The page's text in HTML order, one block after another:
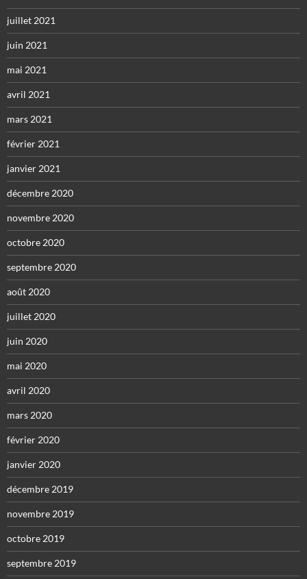
juillet 2021
juin 2021
mai 2021
avril 2021
mars 2021
février 2021
janvier 2021
décembre 2020
novembre 2020
octobre 2020
septembre 2020
août 2020
juillet 2020
juin 2020
mai 2020
avril 2020
mars 2020
février 2020
janvier 2020
décembre 2019
novembre 2019
octobre 2019
septembre 2019